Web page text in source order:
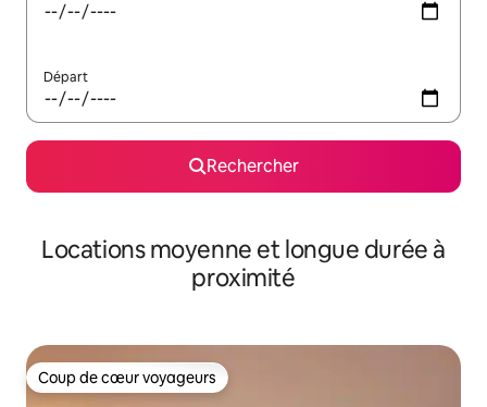
Départ
Rechercher
Locations moyenne et longue durée à
proximité
Coup de cœur voyageurs
Coup de cœur voyageurs